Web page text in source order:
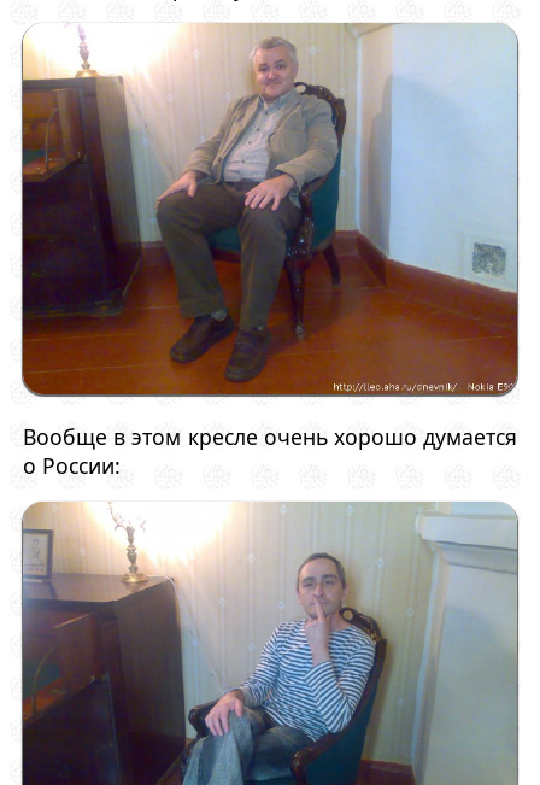
Вообще в этом кресле очень хорошо думается
о России: